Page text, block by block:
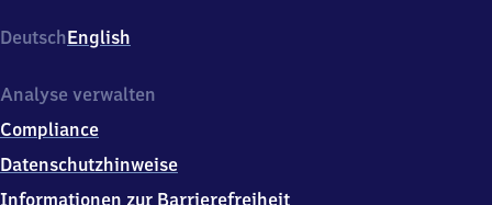
Stade),
Jorker
10,
1
6
DeutschEnglish
Analyse verwalten
Compliance
Datenschutzhinweise
Informationen zur Barrierefreiheit